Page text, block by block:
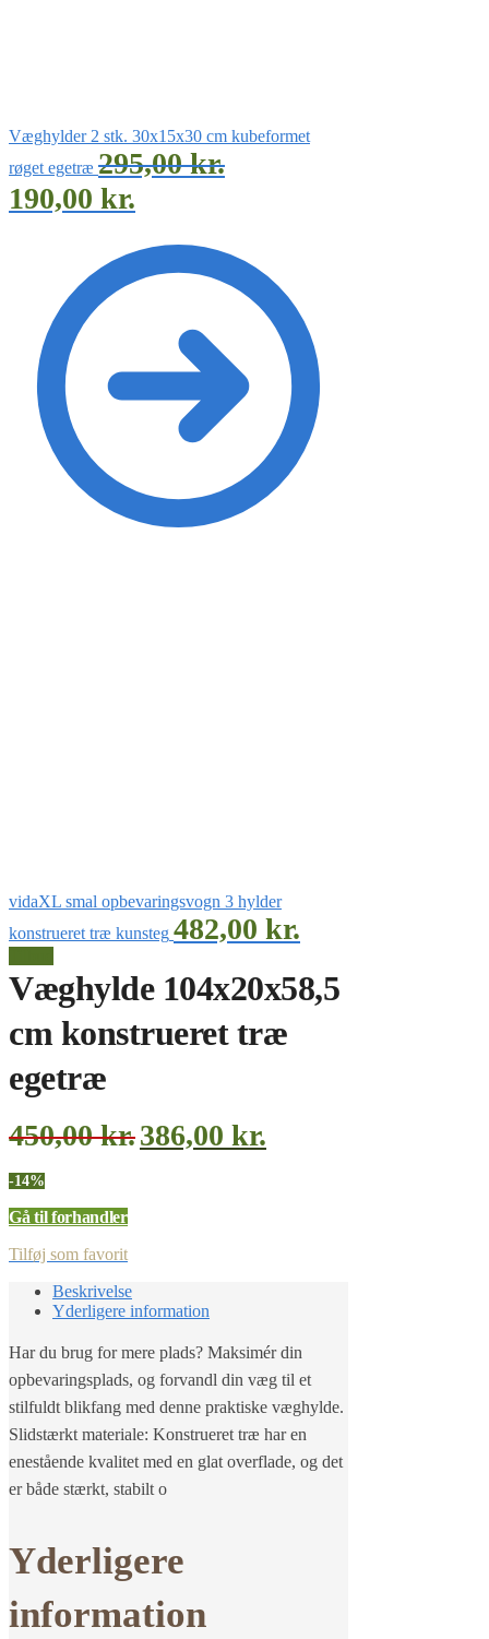
Væghylder 2 stk. 30x15x30 cm kubeformet
røget egetræ 295,00kr.
190,00 kr.
vidaXL smal opbevaringsvogn 3 hylder
konstrueret træ kunsteg 482,00 kr.
Væghylde 104x20x58,5
cm konstrueret træ
egetræ
450,00kr.386,00 kr.
-14%
Gå til forhandler
Tilføj som favorit
Beskrivelse
Yderligere information
Har du brug for mere plads? Maksimér din
opbevaringsplads, og forvandl din væg til et
stilfuldt blikfang med denne praktiske væghylde.
Slidstærkt materiale: Konstrueret træ har en
enestående kvalitet med en glat overflade, og det
er både stærkt, stabilt o
Yderligere
information